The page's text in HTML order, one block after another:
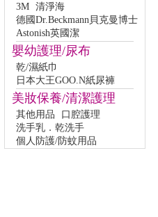
3M 清淨海
德國Dr.Beckmann貝克曼博士
Astonish英國潔
嬰幼護理/尿布
乾/濕紙巾
日本大王GOO.N紙尿褲
美妝保養/清潔護理
其他用品
口腔護理
洗手乳．乾洗手
個人防護/防蚊用品